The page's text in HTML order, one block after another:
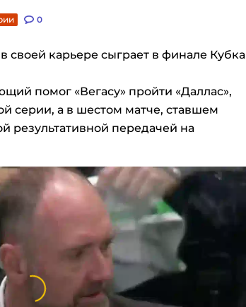
0
своей карьере сыграет в финале Кубка
помог «Вегасу» пройти «Даллас»,
серии, а в шестом матче, ставшем
результативной передачей на